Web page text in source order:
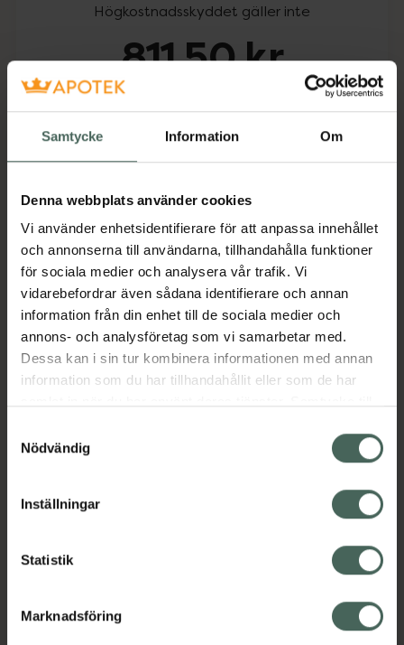
Samtycke Information Om
Denna webbplats använder cookies
Vi använder enhetsidentifierare för att anpassa innehållet
och annonserna till användarna, tillhandahålla funktioner
för sociala medier och analysera vår trafik. Vi
vidarebefordrar även sådana identifierare och annan
information från din enhet till de sociala medier och
annons- och analysföretag som vi samarbetar med.
Dessa kan i sin tur kombinera informationen med annan
information som du har tillhandahållit eller som de har
återkalla ditt samtycke via webbplatsens
cookieinställningar. Ett återkallat samtycke påverkar inte
lagligheten av behandling som skett innan återkallelsen.
Nödvändig
Inställningar
Statistik
Marknadsföring
Högkostnadsskyddet gäller inte
811,50 kr
Köp via ditt recept
Aktuella erbjudanden
Beskrivning
Läs alltid bipacksedeln innan
användning.
EAN:07046265249108
Kronans Apotek finns här för dig. Du hittar oss från Skåne i
datorn. Oavsett vem du är så är det vårt uppdrag att
hjälpa just dig att må lite bättre. Välkommen att prata